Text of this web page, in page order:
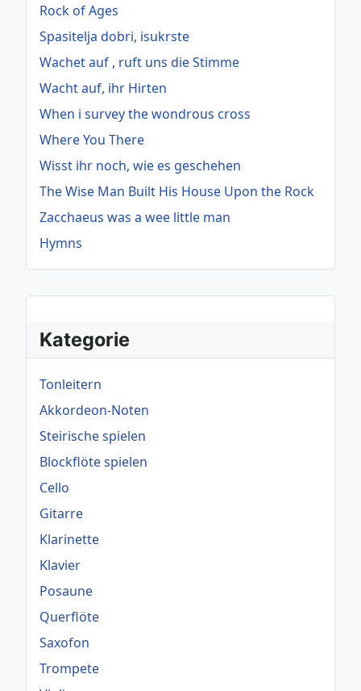
Kategorie
Tonleitern
Akkordeon-Noten
Steirische spielen
Blockflöte spielen
Cello
Gitarre
Klarinette
Klavier
Posaune
Querflöte
Saxofon
Trompete
Rock of Ages
Spasitelja dobri, isukrste
Wachet auf , ruft uns die Stimme
Wacht auf, ihr Hirten
When i survey the wondrous cross
Where You There
Wisst ihr noch, wie es geschehen
The Wise Man Built His House Upon the Rock
Zacchaeus was a wee little man
Hymns